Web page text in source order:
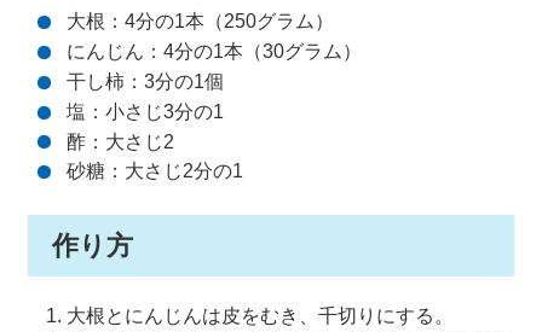
大根：4分の1本（250グラム）
にんじん：4分の1本（30グラム）
干し柿：3分の1個
塩：小さじ3分の1
酢：大さじ2
砂糖：大さじ2分の1
作り方
大根とにんじんは皮をむき、千切りにする。